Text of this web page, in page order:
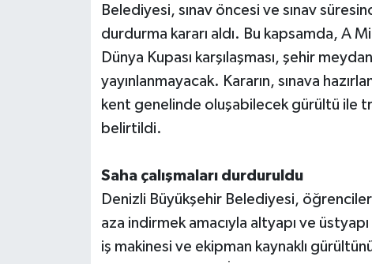
Belediyesi, sınav öncesi ve sınav
durdurma kararı aldı. Bu kapsamda, A
Dünya Kupası karşılaşması, şehir
yayınlanmayacak. Kararın, sınava
kent genelinde oluşabilecek gürültü ile
belirtildi.
Saha çalışmaları durduruldu
Denizli Büyükşehir Belediyesi,
aza indirmek amacıyla altyapı ve
iş makinesi ve ekipman kaynaklı